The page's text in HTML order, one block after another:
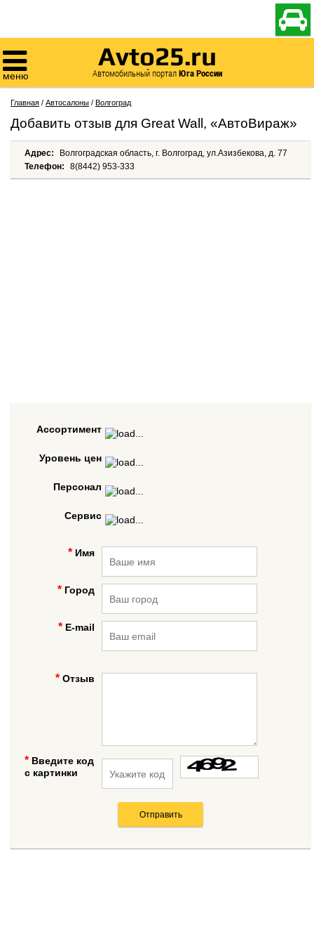


меню
Avto25.ru
Автомобильный порталЮга России
Главная / Автосалоны / Волгоград
Добавить отзыв для Great Wall, «АвтоВираж»
Адрес:
Волгоградская область, г. Волгоград, ул.Азизбекова, д. 77
Телефон:
8(8442) 953-333
Ассортимент
Уровень цен
Персонал
Сервис
Имя
Город
E-mail
Отзыв
Введите код
с картинки